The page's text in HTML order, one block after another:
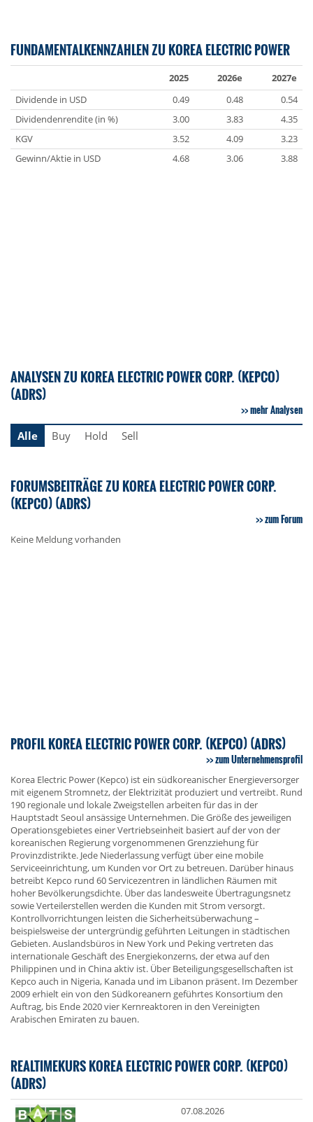
FUNDAMENTALKENNZAHLEN ZU KOREA ELECTRIC POWER
2025 2026e
2027e
Dividende in USD
0.49 0.48
0.54
Dividendenrendite (in %)
3.00 3.83
4.35
KGV
3.52 4.09
3.23
Gewinn/Aktie in USD
4.68 3.06 3.88
ANALYSEN ZU KOREA ELECTRIC POWER CORP. (KEPCO)
(ADRS)
mehr Analysen
Alle
Buy Hold Sell
FORUMSBEITRÄGE ZU KOREA ELECTRIC POWER CORP.
(KEPCO) (ADRS)
zum Forum
Keine Meldung vorhanden
PROFIL KOREA ELECTRIC POWER CORP. (KEPCO) (ADRS)
zum Unternehmensprofil
Korea Electric Power (Kepco) ist ein südkoreanischer Energieversorger
mit eigenem Stromnetz, der Elektrizität produziert und vertreibt. Rund
190 regionale und lokale Zweigstellen arbeiten für das in der
Hauptstadt Seoul ansässige Unternehmen. Die Größe des jeweiligen
Operationsgebietes einer Vertriebseinheit basiert auf der von der
koreanischen Regierung vorgenommenen Grenzziehung für
Provinzdistrikte. Jede Niederlassung verfügt über eine mobile
Serviceeinrichtung, um Kunden vor Ort zu betreuen. Darüber hinaus
betreibt Kepco rund 60 Servicezentren in ländlichen Räumen mit
hoher Bevölkerungsdichte. Über das landesweite Übertragungsnetz
sowie Verteilerstellen werden die Kunden mit Strom versorgt.
Kontrollvorrichtungen leisten die Sicherheitsüberwachung –
beispielsweise der untergründig geführten Leitungen in städtischen
Gebieten. Auslandsbüros in New York und Peking vertreten das
internationale Geschäft des Energiekonzerns, der etwa auf den
Philippinen und in China aktiv ist. Über Beteiligungsgesellschaften ist
Kepco auch in Nigeria, Kanada und im Libanon präsent. Im Dezember
2009 erhielt ein von den Südkoreanern geführtes Konsortium den
Auftrag, bis Ende 2020 vier Kernreaktoren in den Vereinigten
Arabischen Emiraten zu bauen.
REALTIMEKURS KOREA ELECTRIC POWER CORP. (KEPCO)
(ADRS)
07.08.2026